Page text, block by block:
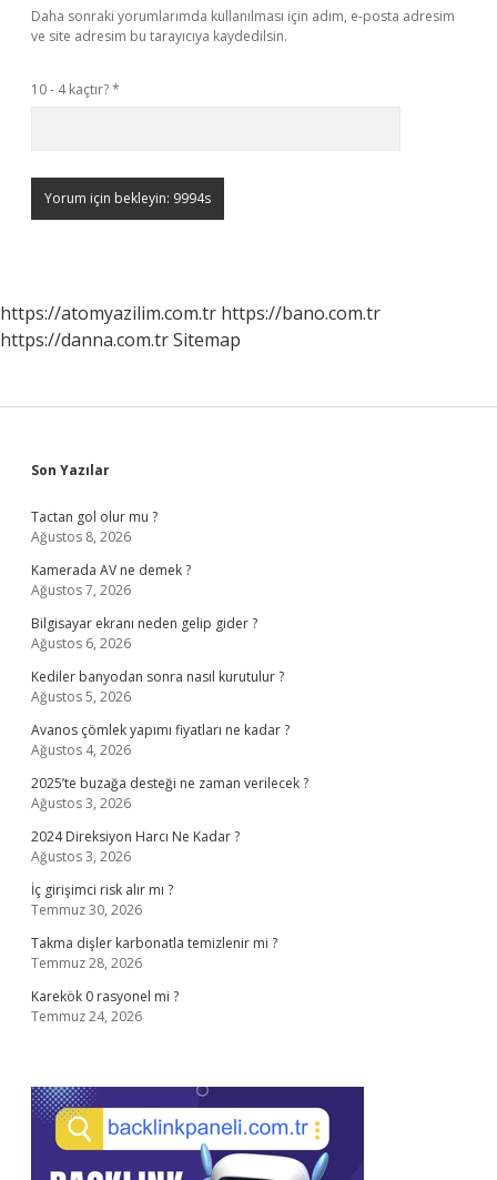
Daha sonraki yorumlarımda kullanılması için adım, e-posta adresim
ve site adresim bu tarayıcıya kaydedilsin.
10 - 4 kaçtır?*
https://atomyazilim.com.tr https://bano.com.tr
https://danna.com.trSitemap
Sidebar
Son Yazılar
Tactan gol olur mu ?
Ağustos 8, 2026
Kamerada AV ne demek ?
Ağustos 7, 2026
Bilgisayar ekranı neden gelip gider ?
Ağustos 6, 2026
Kediler banyodan sonra nasıl kurutulur ?
Ağustos 5, 2026
Avanos çömlek yapımı fiyatları ne kadar ?
Ağustos 4, 2026
2025’te buzağa desteği ne zaman verilecek ?
Ağustos 3, 2026
2024 Direksiyon Harcı Ne Kadar ?
Ağustos 3, 2026
İç girişimci risk alır mı ?
Temmuz 30, 2026
Takma dişler karbonatla temizlenir mi ?
Temmuz 28, 2026
Karekök 0 rasyonel mi ?
Temmuz 24, 2026